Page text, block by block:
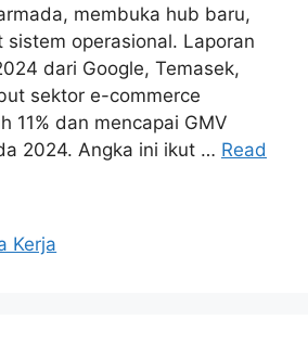
membuka hub baru,
sistem operasional. Laporan
dari Google, Temasek,
sektor e-commerce
11% dan mencapai GMV
2024. Angka ini ikut … Read
Kerja